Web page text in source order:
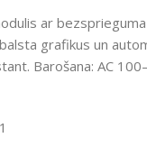
ar
grafikus un
Barošana: AC